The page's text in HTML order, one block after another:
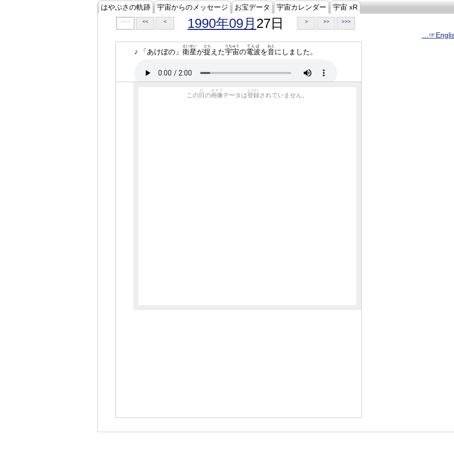
はやぶさの軌跡 宇宙からのメッセージ お宝データ 宇宙カレンダー 宇宙 xR
<<< << < 1990年09月 27日 > >> >>>
♪ 「あけぼの」 衛星
えいせい
が捉
とら
えた宇宙
うちゅう
の電波
でんぱ
を音
おと
にしました。
この 日
ひ
の画像
がぞう
データは登録
とうろく
されていません。